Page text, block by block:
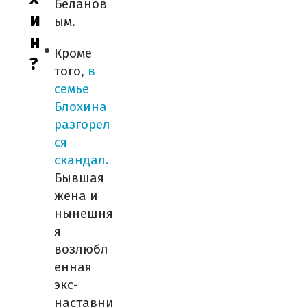
и
н
?
Беланов
ым.
Кроме
того, в
семье
Блохина
разгорел
ся
скандал.
Бывшая
жена и
нынешня
я
возлюбл
енная
экс-
наставни